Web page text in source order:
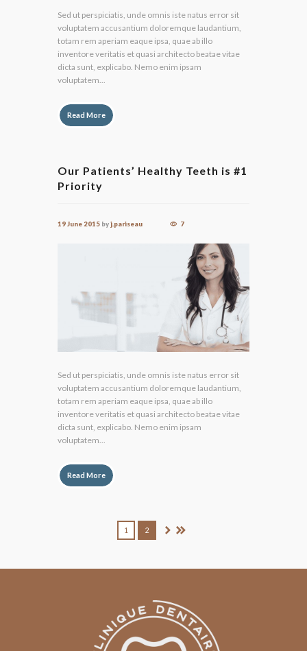
Sed ut perspiciatis, unde omnis iste natus error sit
voluptatem accusantium doloremque laudantium,
totam rem aperiam eaque ipsa, quae ab illo
inventore veritatis et quasi architecto beatae vitae
dicta sunt, explicabo. Nemo enim ipsam
voluptatem...
Read More
Our Patients’ Healthy Teeth is #1
Priority
19 June 2015 byj.pariseau 7
Sed ut perspiciatis, unde omnis iste natus error sit
voluptatem accusantium doloremque laudantium,
totam rem aperiam eaque ipsa, quae ab illo
inventore veritatis et quasi architecto beatae vitae
dicta sunt, explicabo. Nemo enim ipsam
voluptatem...
Read More
1 2